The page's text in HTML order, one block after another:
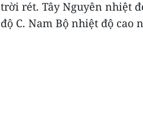
trời rét. Tây Nguyên nhiệt
độ C. Nam Bộ nhiệt độ cao